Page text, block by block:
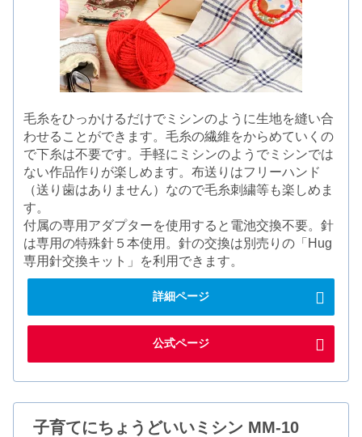
毛糸をひっかけるだけでミシンのように生地を縫い合
わせることができます。毛糸の繊維をからめていくの
で下糸は不要です。手軽にミシンのようでミシンでは
ない作品作りが楽しめます。布送りはフリーハンド
（送り歯はありません）なので毛糸刺繍等も楽しめま
す。
付属の専用アダプターを使用すると電池交換不要。針
は専用の特殊針５本使用。針の交換は別売りの「Hug
専用針交換キット」を利用できます。
詳細ページ
公式ページ
子育てにちょうどいいミシン MM-10